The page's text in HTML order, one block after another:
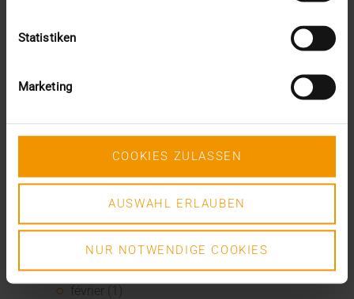
Statistiken
Marketing
COOKIES ZULASSEN
AUSWAHL ERLAUBEN
NUR NOTWENDIGE COOKIES
novembre (5)
juin (4)
février (1)
janvier (2)
décembre (2)
juin (1)
mai (5)
février (1)